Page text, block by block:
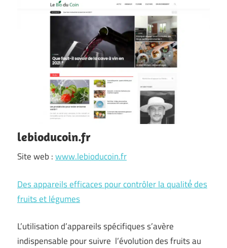
lebioducoin.fr
Site web :www.lebioducoin.fr
Des appareils efficaces pour contrôler la qualité́ des
fruits et légumes
L’utilisation d’appareils spécifiques s’avère
indispensable pour suivre l’évolution des fruits au